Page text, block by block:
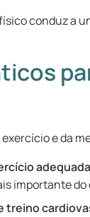
conduz a
e da
importante do
treino